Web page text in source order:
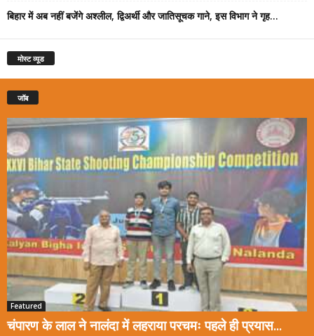
बिहार में अब नहीं बजेंगे अश्लील, द्विअर्थी और जातिसूचक गाने, इस विभाग ने गृह...
मोस्ट व्यूड
जॉब
Featured
चंपारण के लाल ने नालंदा में लहराया परचमः पहले ही प्रयास...